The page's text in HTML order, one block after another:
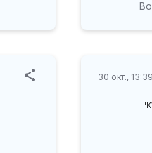
30 окт., 13:39